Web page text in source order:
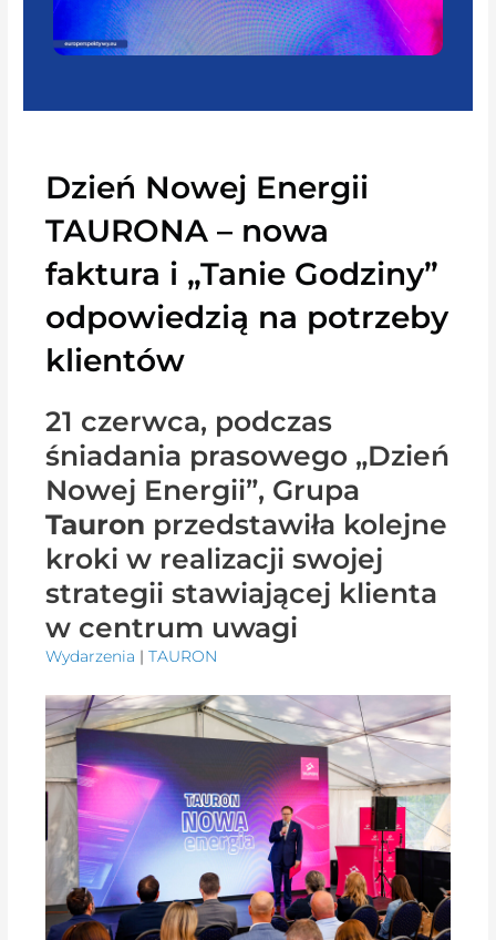
Dzień Nowej Energii
TAURONA – nowa
faktura i „Tanie Godziny”
odpowiedzią na potrzeby
klientów
21 czerwca, podczas
śniadania prasowego „Dzień
Nowej Energii”, Grupa
Tauron przedstawiła kolejne
kroki w realizacji swojej
strategii stawiającej klienta
w centrum uwagi
Wydarzenia |TAURON